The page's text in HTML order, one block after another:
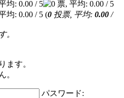
(0 投票, 平均: 0.00 /
。
ます。
。
パスワード: